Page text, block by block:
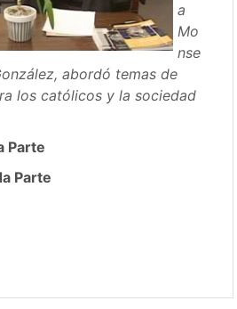
a
Mo
nse
abordó temas de
los católicos y la sociedad
Parte
Parte